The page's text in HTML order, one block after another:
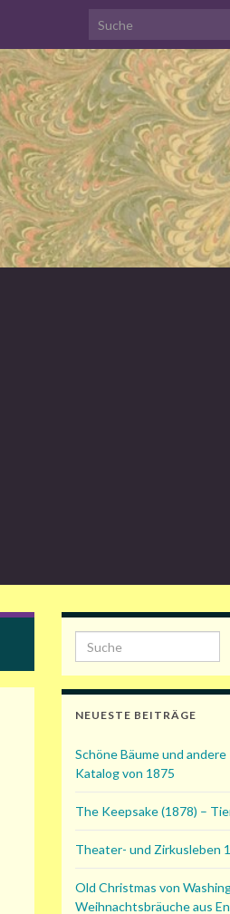
Search for:
Search for:
NEUESTE BEITRÄGE
Schöne Bäume und
Katalog von 1875
The Keepsake (1878) –
Theater- und Zirkusleben
Old Christmas von
Weihnachtsbräuche aus